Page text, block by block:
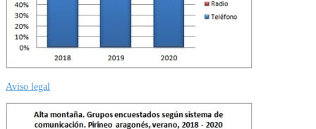
Aviso legal